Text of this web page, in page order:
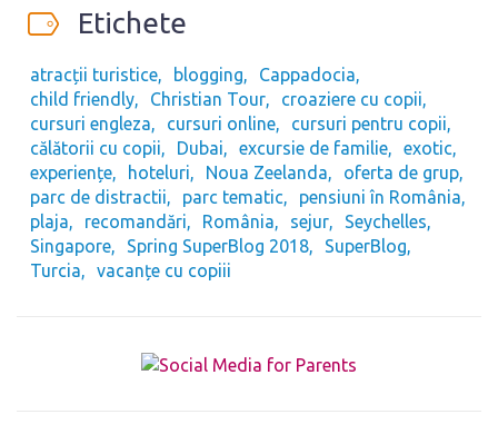
Etichete
atracții turistice blogging
Cappadocia
child friendly
Christian Tour
croaziere cu copii
cursuri engleza
cursuri online
cursuri pentru copii
călătorii cu copii
Dubai excursie de familie
exotic
experiențe
hoteluri Noua Zeelanda
oferta de grup
parc de distractii
parc tematic
pensiuni în România
plaja
recomandări România sejur
Seychelles
Singapore
Spring SuperBlog 2018
SuperBlog
Turcia
vacanțe cu copiii